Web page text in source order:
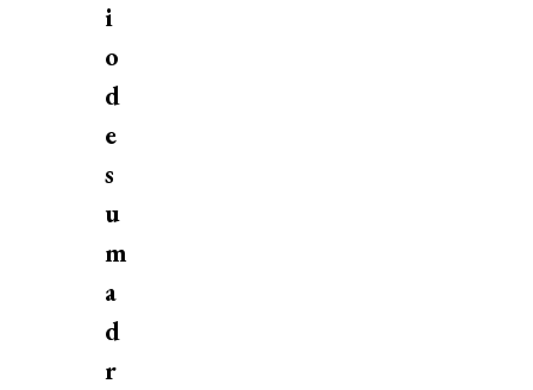
i
o
d
e
s
u
m
a
d
r